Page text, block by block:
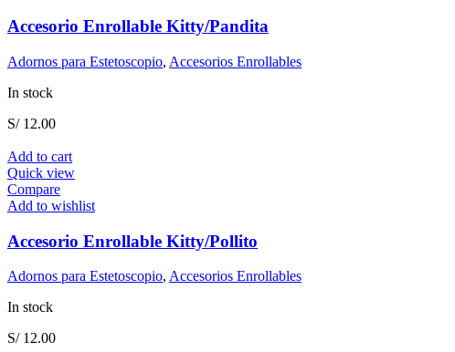
Accesorio Enrollable Kitty/Pandita
Adornos para Estetoscopio, Accesorios Enrollables
In stock
S/12.00
Add to cart
Quick view
Compare
Add to wishlist
Accesorio Enrollable Kitty/Pollito
Adornos para Estetoscopio, Accesorios Enrollables
In stock
S/12.00